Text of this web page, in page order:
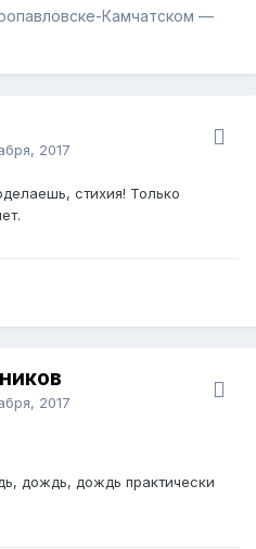
Камчатском —
2017
стихия! Только
2017
дождь, дождь практически